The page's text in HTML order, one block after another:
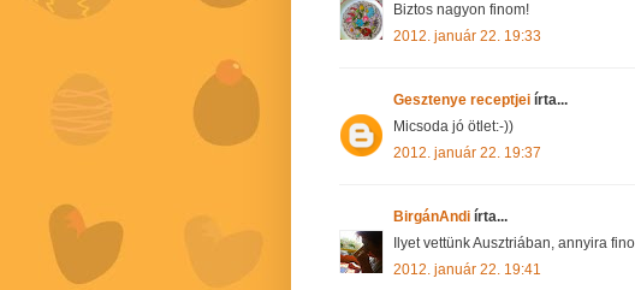
Biztos nagyon finom!
2012. január 22. 19:33
Gesztenye receptjei írta...
Micsoda jó ötlet:-))
2012. január 22. 19:37
BirgánAndi írta...
Ilyet vettünk Ausztriában, annyira
2012. január 22. 19:41